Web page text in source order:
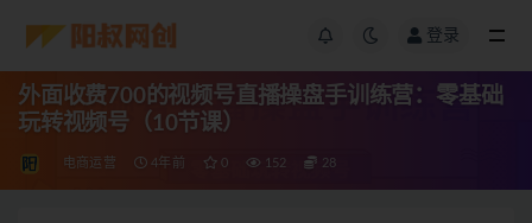
登录
外面收费700的视频号直播操盘手训练营：零基础
玩转视频号（10节课）
电商运营 4年前 0 152 28